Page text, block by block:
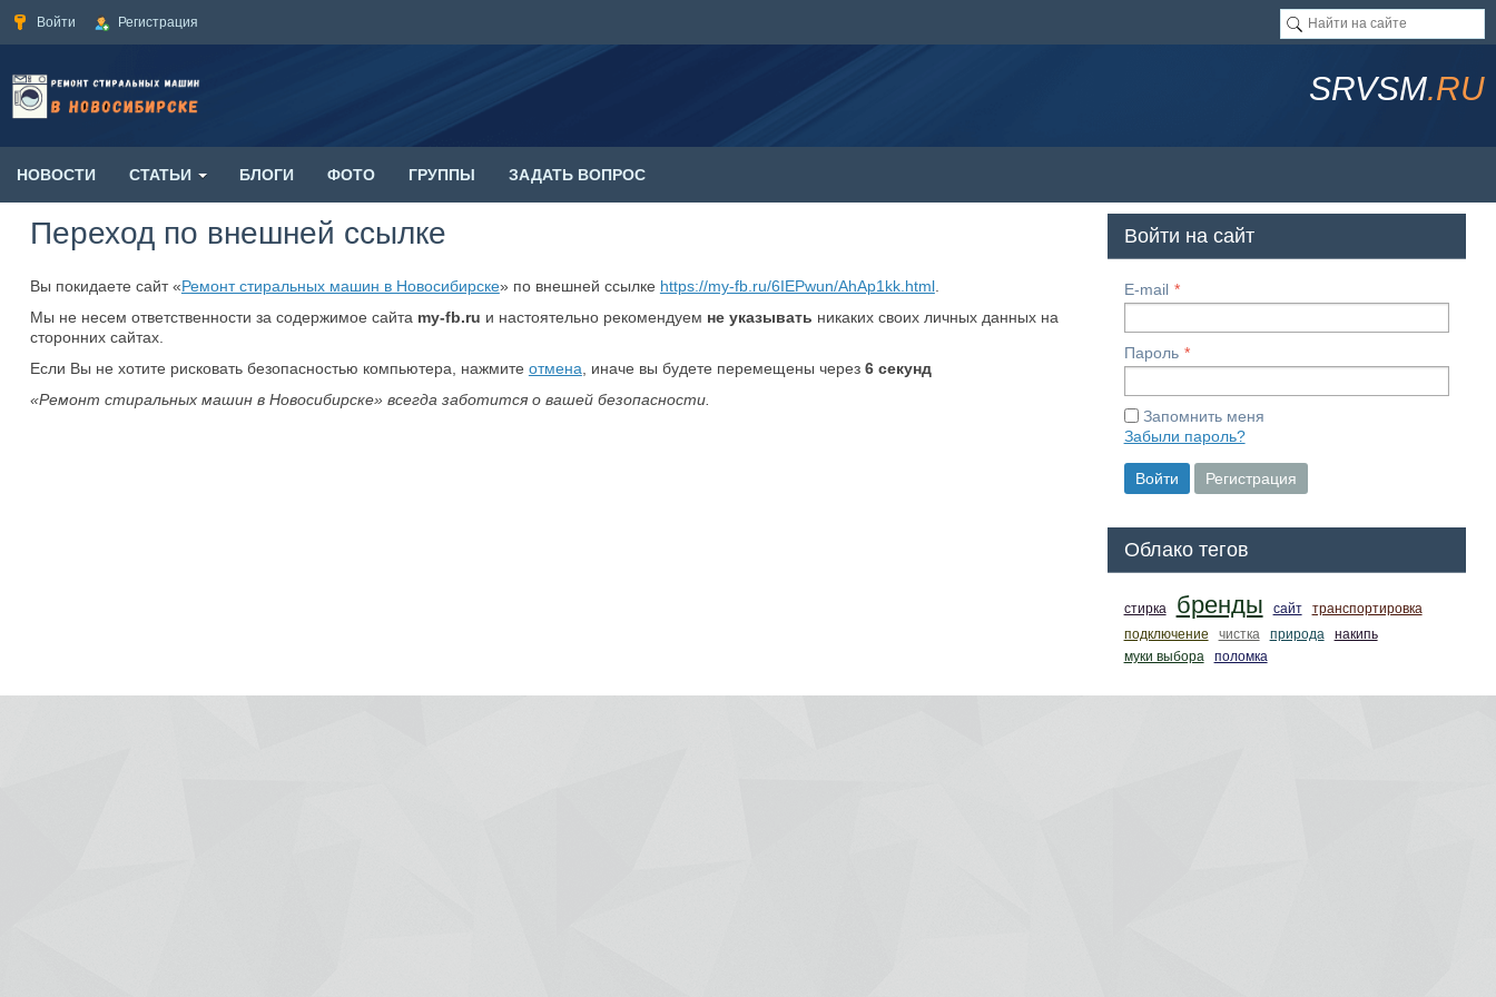
Войти Регистрация
SRVSM.RU
НОВОСТИ СТАТЬИ БЛОГИ ФОТО ГРУППЫ ЗАДАТЬ ВОПРОС
Переход по внешней ссылке
Вы покидаете сайт «Ремонт стиральных машин в Новосибирске» по внешней ссылке https://my-fb.ru/6IEPwun/AhAp1kk.html.
Мы не несем ответственности за содержимое сайта my-fb.ru и настоятельно рекомендуем не указывать никаких своих личных данных на
сторонних сайтах.
Если Вы не хотите рисковать безопасностью компьютера, нажмите отмена , иначе вы будете перемещены через 6секунд
«Ремонт стиральных машин в Новосибирске» всегда заботится о вашей безопасности.
Войти на сайт
E-mail
Пароль
Запомнить меня
Забыли пароль?
Войти Регистрация
Облако тегов
стирка бренды сайт
транспортировка
подключение
чистка природа
накипь
муки выбора
поломка